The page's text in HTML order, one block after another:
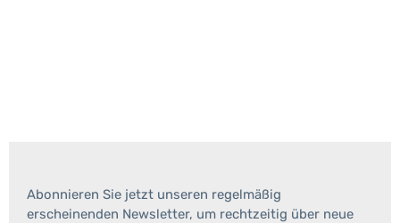
Abonnieren Sie jetzt unseren regelmäßig
erscheinenden Newsletter, um rechtzeitig über neue